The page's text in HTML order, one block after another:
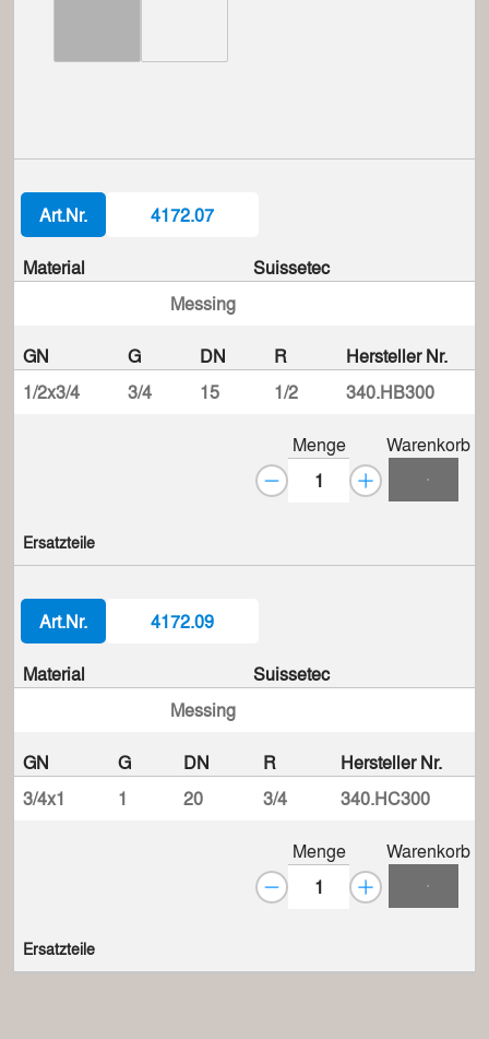
Art.Nr. 4172.07
Material
Messing
Suissetec
GN G DN R
Hersteller Nr.
1/2x3/4
3/4 15 1/2 340.HB300
Menge Warenkorb
Ersatzteile
Art.Nr. 4172.09
Material
Messing
Suissetec
GN G DN R
Hersteller Nr.
3/4x1
1 20 3/4 340.HC300
Menge Warenkorb
Ersatzteile